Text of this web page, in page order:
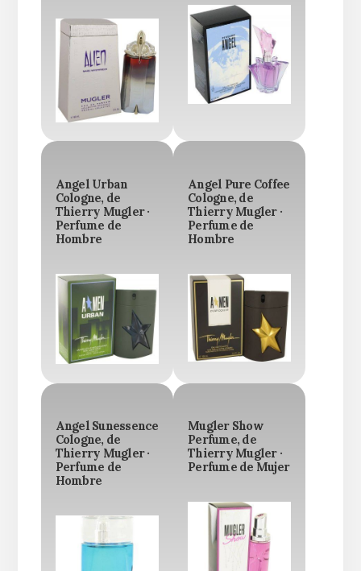
Angel Urban
Cologne, de
Thierry Mugler ·
Perfume de
Hombre
Angel Pure Coffee
Cologne, de
Thierry Mugler ·
Perfume de
Hombre
Angel Sunessence
Cologne, de
Thierry Mugler ·
Perfume de
Hombre
Mugler Show
Perfume, de
Thierry Mugler ·
Perfume de Mujer